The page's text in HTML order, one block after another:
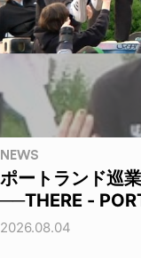
NEWS
ポートランド巡業
──THERE -
2026.08.04